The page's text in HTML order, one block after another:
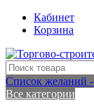
Кабинет
Корзина
Список желаний -
Все категории